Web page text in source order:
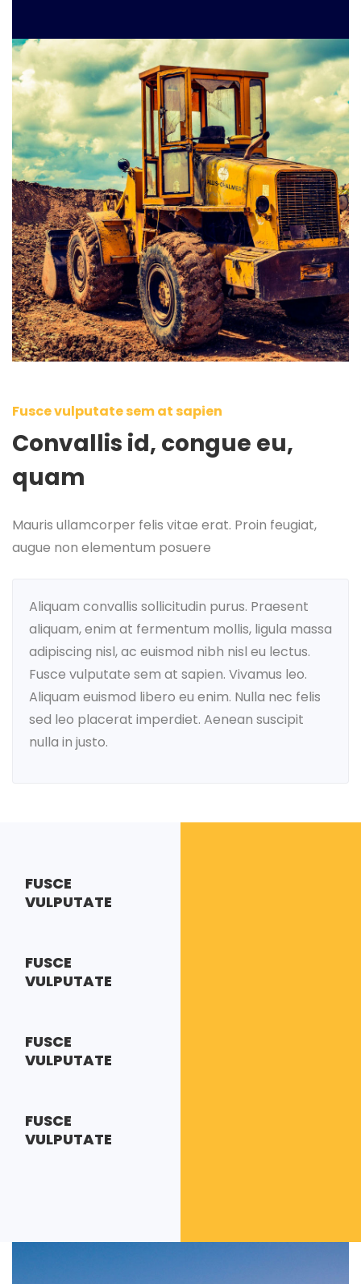
Fusce vulputate sem at sapien
Convallis id, congue eu,
quam
Mauris ullamcorper felis vitae erat. Proin feugiat,
augue non elementum posuere
Aliquam convallis sollicitudin purus. Praesent
aliquam, enim at fermentum mollis, ligula massa
adipiscing nisl, ac euismod nibh nisl eu lectus.
Fusce vulputate sem at sapien. Vivamus leo.
Aliquam euismod libero eu enim. Nulla nec felis
sed leo placerat imperdiet. Aenean suscipit
nulla in justo.
FUSCE
VULPUTATE
FUSCE
VULPUTATE
FUSCE
VULPUTATE
FUSCE
VULPUTATE